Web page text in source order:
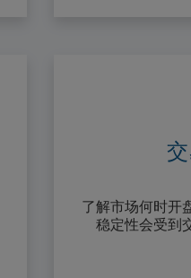
了解市场何时开
稳定性会受到